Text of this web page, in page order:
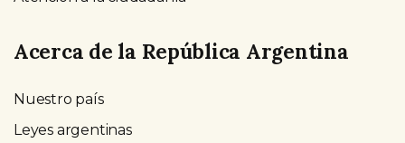
Acerca de la República Argentina
Nuestro país
Leyes argentinas